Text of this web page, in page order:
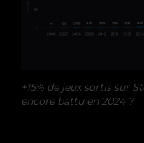
+15% de jeux sortis sur
encore battu en 2024 ?